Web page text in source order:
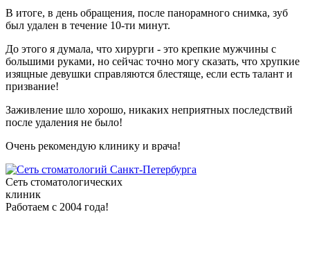
клиники
В итоге, в день обращения, после панорамного снимка, зуб
был удален в течение 10-ти минут.
До этого я думала, что хирурги - это крепкие мужчины с
большими руками, но сейчас точно могу сказать, что хрупкие
изящные девушки справляются блестяще, если есть талант и
призвание!
Заживление шло хорошо, никаких неприятных последствий
после удаления не было!
Очень рекомендую клинику и врача!
Сеть стоматологических
клиник
Работаем с 2004 года!